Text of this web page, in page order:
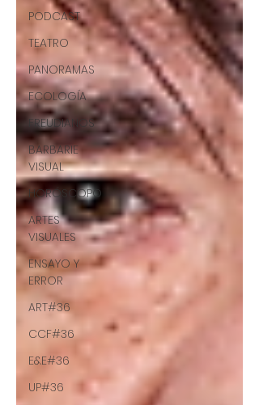
PODCAST
TEATRO
PANORAMAS
ECOLOGÍA
FREUDIANOS
BARBARIE
VISUAL
HORÓSCOPO
ARTES
VISUALES
ENSAYO Y
ERROR
ART#36
CCF#36
E&E#36
UP#36